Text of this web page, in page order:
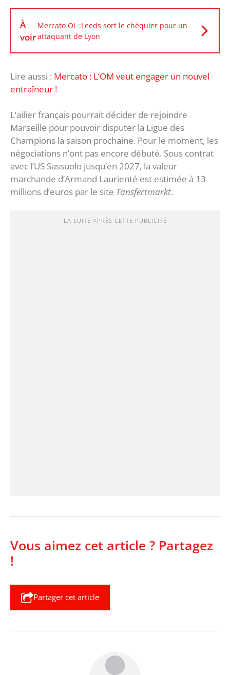
À
voir
Mercato OL :Leeds sort le chéquier pour un
attaquant de Lyon
Lire aussi : Mercato : L’OM veut engager un nouvel
entraîneur !
L’ailier français pourrait décider de rejoindre
Marseille pour pouvoir disputer la Ligue des
Champions la saison prochaine. Pour le moment, les
négociations n’ont pas encore débuté. Sous contrat
avec l’US Sassuolo jusqu’en 2027, la valeur
marchande d’Armand Laurienté est estimée à 13
millions d’euros par le site Tansfertmarkt.
LA SUITE APRÈS CETTE PUBLICITÉ
Vous aimez cet article ? Partagez
!
Partager cet article